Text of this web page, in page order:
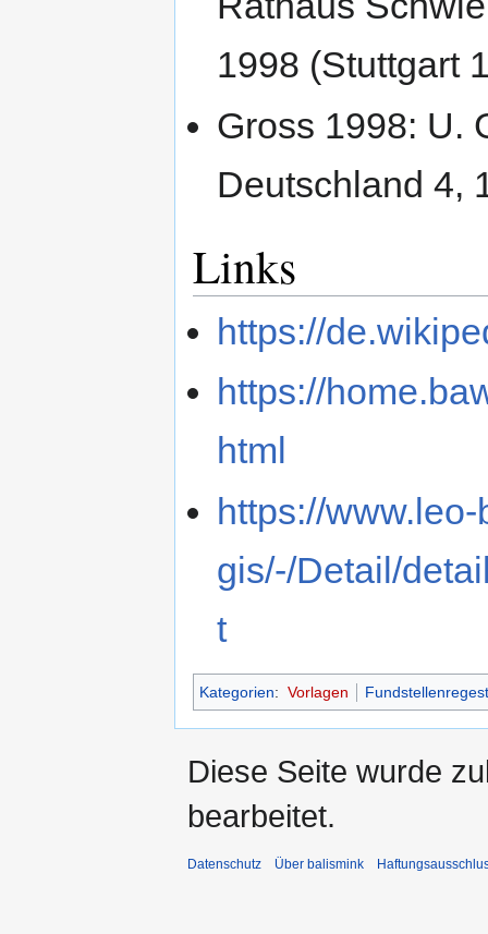
1998 (Stuttgart
Gross 1998: U.
Deutschland 4,
Links
https://
https://
html
https://
gis/-/Detail/
t
Kategorien: Vorlagen Fundstellenregest
Diese Seite wurde
bearbeitet.
Datenschutz Über balismink